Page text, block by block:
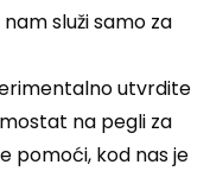
služi samo za
utvrdite
na pegli za
pomoći, kod nas je